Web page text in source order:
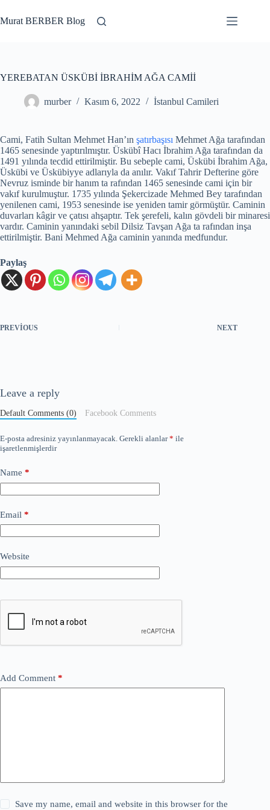
to
content
Murat BERBER Blog
YEREBATAN ÜSKÜBİ İBRAHİM AĞA CAMİİ
murber Kasım 6, 2022 İstanbul Camileri
Cami, Fatih Sultan Mehmet Han’ın şatırbaşısı Mehmet Ağa tarafından
1465 senesinde yaptırılmıştır. Üskübî Hacı İbrahim Ağa tarafından da
1491 yılında tecdid ettirilmiştir. Bu sebeple cami, Üskübi İbrahim Ağa,
Üskübi ve Üskübiyye adlarıyla da anılır. Vakıf Tahrir Defterine göre
Nevruz isminde bir hanım ta rafından 1465 senesinde cami için bir
vakıf kurulmuştur. 1735 yılında Şekercizade Mehmed Bey tarafından
yenilenen cami, 1953 senesinde ise yeniden tamir görmüştür. Caminin
duvarları kâgir ve çatısı ahşaptır. Tek şerefeli, kalın gövdeli bir minaresi
vardır. Caminin yanındaki sebil Dilsiz Tavşan Ağa ta rafından inşa
ettirilmiştir. Bani Mehmed Ağa caminin yanında medfundur.
Paylaş
PREVIOUS NEXT
Leave a reply
Default Comments (0) Facebook Comments
E-posta adresiniz yayınlanmayacak. Gerekli alanlar* ile
işaretlenmişlerdir
Name *
Email *
Website
Add Comment *
Save my name, email and website in this browser for the